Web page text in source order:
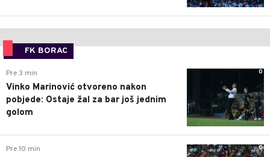
FK BORAC
0
Pre 3 min
Vinko Marinović otvoreno nakon
pobjede: Ostaje žal za bar još jednim
golom
0
Pre 10 min